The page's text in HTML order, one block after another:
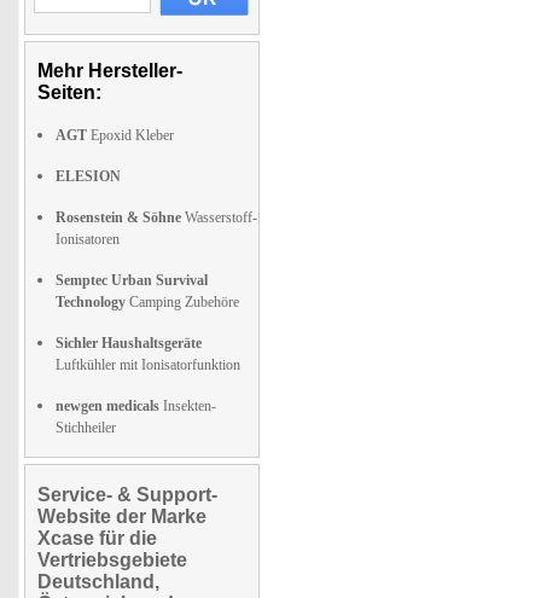
Mehr Hersteller-
Seiten:
AGT Epoxid Kleber
ELESION
Rosenstein & Söhne Wasserstoff-
Ionisatoren
Semptec Urban Survival
Technology Camping Zubehöre
Sichler Haushaltsgeräte
Luftkühler mit Ionisatorfunktion
newgen medicals Insekten-
Stichheiler
Service- & Support-
Website der Marke
Xcase für die
Vertriebsgebiete
Deutschland,